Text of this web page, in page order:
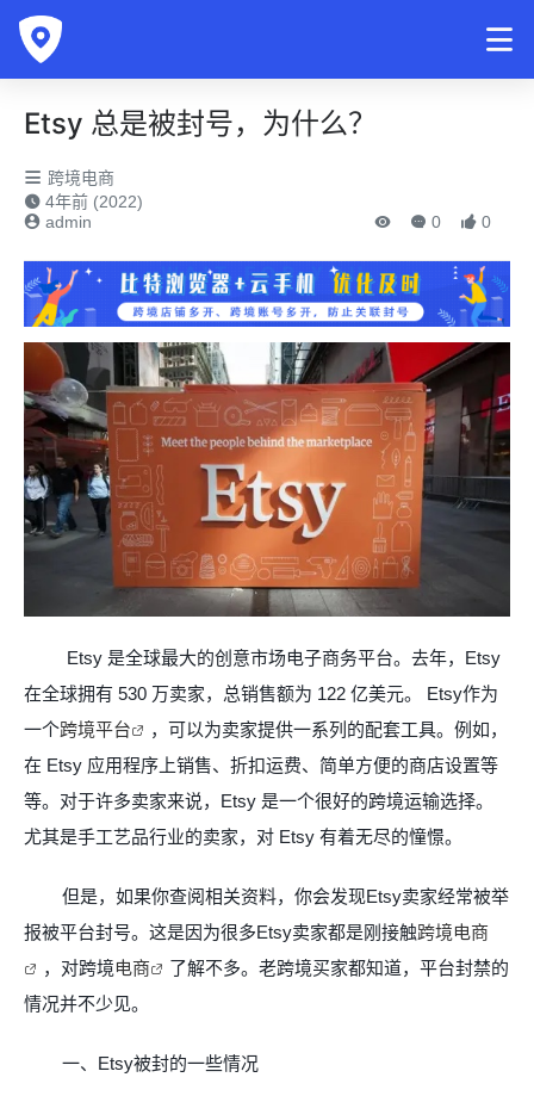
Etsy 总是被封号，为什么？
跨境电商
4年前 (2022)
admin
0 0
Etsy 是全球最大的创意市场电子商务平台。去年， Etsy
在全球拥有 530 万卖家，总销售额为 122 亿美元。 Etsy作为
一个跨境平台
，可以为卖家提供一系列的配套工具。例如，
在 Etsy 应用程序上销售、折扣运费、简单方便的商店设置等
等。对于许多卖家来说， Etsy 是一个很好的跨境运输选择。
尤其是手工艺品行业的卖家，对 Etsy 有着无尽的憧憬。
但是，如果你查阅相关资料，你会发现Etsy卖家经常被举
报被平台封号。这是因为很多Etsy卖家都是刚接触跨境电商
，对跨境电商
了解不多。老跨境买家都知道，平台封禁的
情况并不少见。
一、 Etsy被封的一些情况